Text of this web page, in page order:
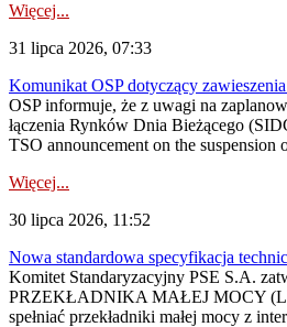
Więcej...
31 lipca 2026, 07:33
Komunikat OSP dotyczący
OSP informuje, że z uwagi na
łączenia Rynków Dnia Bieżącego
TSO announcement on the
Więcej...
30 lipca 2026, 11:52
Nowa standardowa specyfikacja
Komitet Standaryzacyjny PSE S.A.
PRZEKŁADNIKA MAŁEJ MOCY
spełniać przekładniki małej mocy z